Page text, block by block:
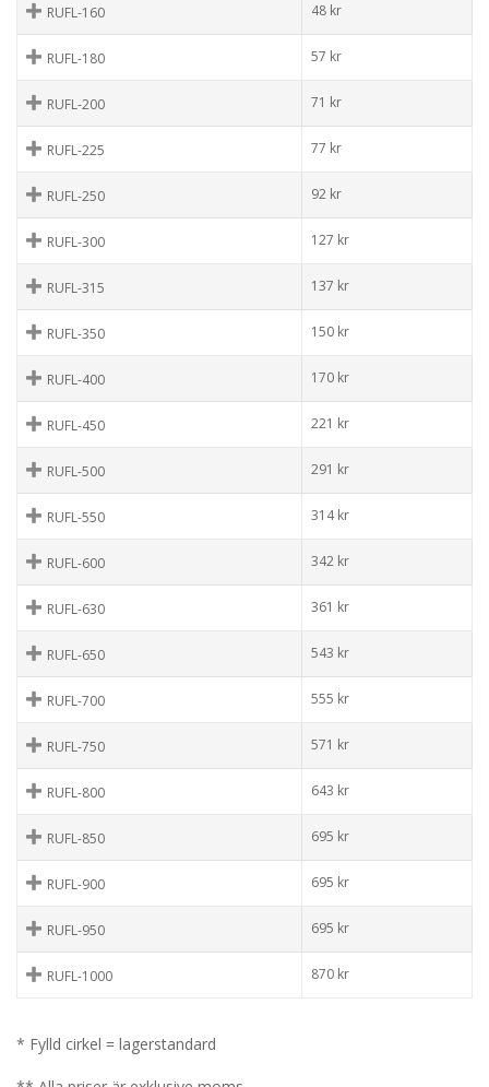
RUFL-160 48 kr
RUFL-180 57 kr
RUFL-200 71 kr
RUFL-225 77 kr
RUFL-250 92 kr
RUFL-300 127 kr
RUFL-315 137 kr
RUFL-350 150 kr
RUFL-400 170 kr
RUFL-450 221 kr
RUFL-500 291 kr
RUFL-550 314kr
RUFL-600 342 kr
RUFL-630 361 kr
RUFL-650 543 kr
RUFL-700 555 kr
RUFL-750 571 kr
RUFL-800 643 kr
RUFL-850 695 kr
RUFL-900 695 kr
RUFL-950 695 kr
RUFL-1000 870 kr
* Fylld cirkel = lagerstandard